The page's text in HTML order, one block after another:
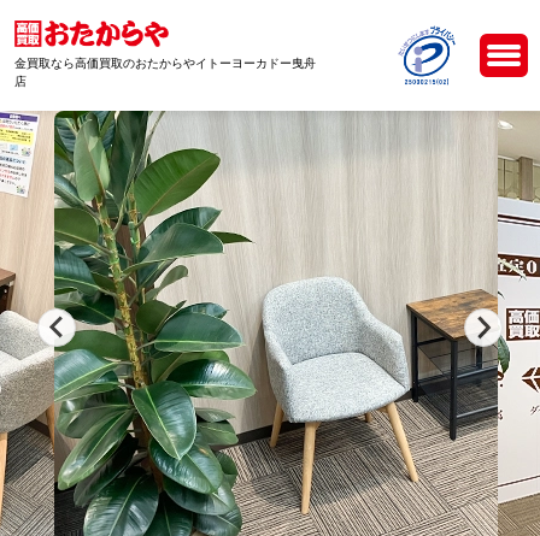
金買取なら高価買取のおたからやイトーヨーカドー曳舟
店